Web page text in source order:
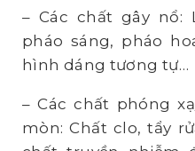
– Các chất gây nổ:
pháo sáng, pháo
hình dáng tương tự…
– Các chất phóng
mòn: Chất clo, tẩy